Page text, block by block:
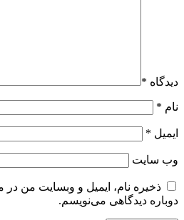
دیدگاه *
نام *
ایمیل *
وب‌ سایت
ذخیره نام، ایمیل و وبسایت من در
دوباره دیدگاهی می‌نویسم.